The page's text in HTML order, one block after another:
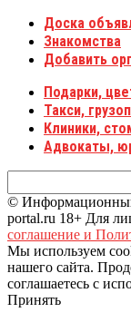
Доска
Знакомства
Добавить
Подарки,
Такси,
Клиники,
Адвокаты,
©
portal.ru 18+ Для
соглашение и
Мы используем
нашего сайта.
соглашаетесь с
Принять